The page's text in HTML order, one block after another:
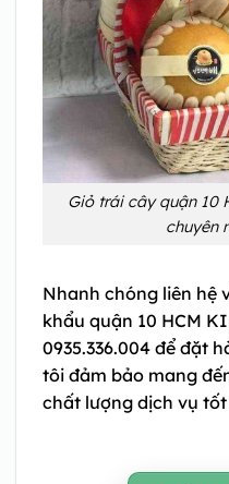
Giỏ trái cây quận 10
chuyên
Nhanh chóng liên hệ
khẩu quận 10 HCM
0935.336.004 để đặt
tôi đảm bảo mang
chất lượng dịch vụ